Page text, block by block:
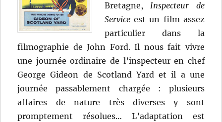
Bretagne,Inspecteur de
Service est un film assez
particulier dans la
filmographie de John Ford. Il nous fait vivre
une journée ordinaire de l’inspecteur en chef
George Gideon de Scotland Yard et il a une
journée passablement chargée : plusieurs
affaires de nature très diverses y sont
promptement résolues… L’adaptation est